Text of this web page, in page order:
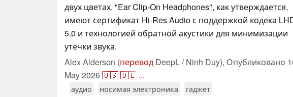
двух цветах, "Ear Clip-On Headphones", как утверждается,
имеют сертификат Hi-Res Audio с поддержкой кодека
5.0 и технологией обратной акустики для минимизации
утечки звука.
Alex Alderson (перевод DeepL / Ninh Duy), Опубликовано
May 2026🇺🇸🇩🇪 ...
аудио носимая электроника гаджет